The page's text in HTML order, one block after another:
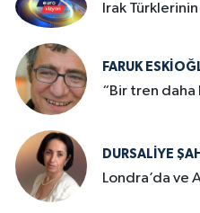
Irak
FARUK
“Bir tren daha
DURSALIYE
Londra’da ve